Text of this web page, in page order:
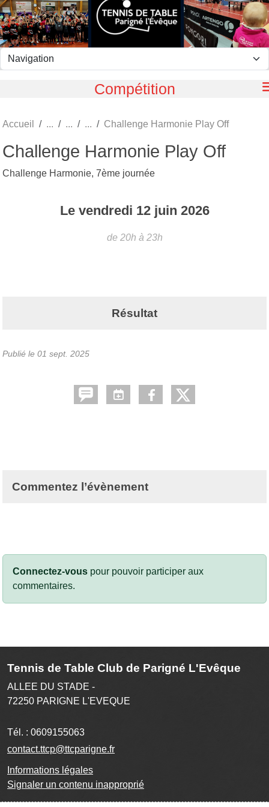
Compétition
Accueil Challenge Harmonie Play Off
Challenge Harmonie Play Off
Challenge Harmonie, 7ème journée
Le vendredi 12 juin 2026
de 20h à 23h
Résultat
Publié le 01 sept. 2025
Commentez l’évènement
Connectez-vous pour pouvoir participer aux
commentaires.
Tennis de Table Club de Parigné L'Evêque
ALLEE DU STADE -
72250 PARIGNE L'EVEQUE
Tél. : 0609155063
contact.ttcp@ttcparigne.fr
Informations légales
Signaler un contenu inapproprié
Panneau de gestion des cookies